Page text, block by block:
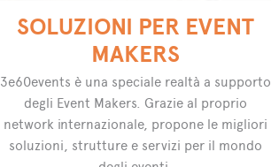
SOLUZIONI PER EVENT
MAKERS
3e60events è una speciale realtà a supporto
degli Event Makers. Grazie al proprio
network internazionale, propone le migliori
soluzioni, strutture e servizi per il mondo